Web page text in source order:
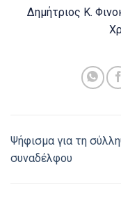
Ψήφισμα για τη
συναδέλφου